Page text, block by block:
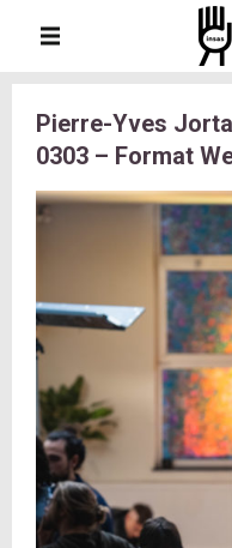
Pierre-Yves
0303 – Format